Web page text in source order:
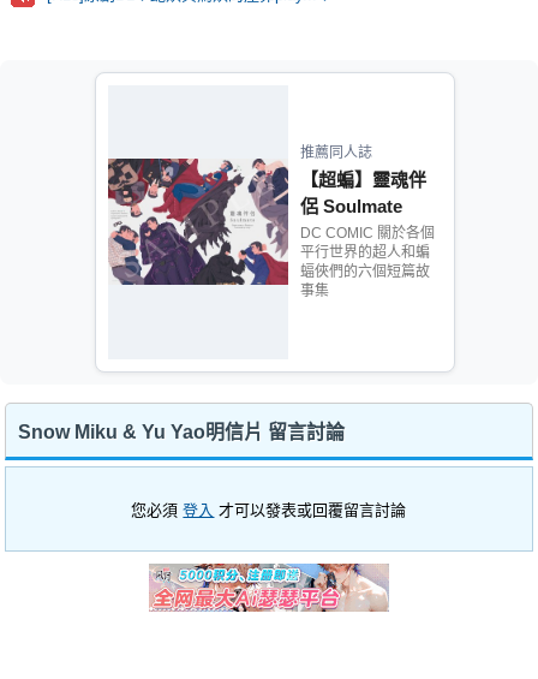
推薦同人誌
【超蝙】靈魂伴
侶 Soulmate
DC COMIC 關於各個
平行世界的超人和蝙
蝠俠們的六個短篇故
事集
Snow Miku & Yu Yao明信片 留言討論
您必須登入 才可以發表或回覆留言討論